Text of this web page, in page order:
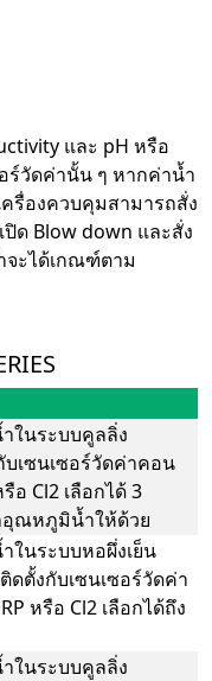
และ pH หรือ
ร์วัดค่านั้น ๆ หากค่าน้ำ
รื่องควบคุมสามารถสั่ง
ด Blow down และสั่ง
จะได้เกณฑ์ตาม
ในระบบคูลลิ่ง
บเซนเซอร์วัดค่าคอน
อ Cl2 เลือกได้ 3
อุณหภูมิน้ำให้ด้วย
ในระบบหอผึ่งเย็น
ดตั้งกับเซนเซอร์วัดค่า
หรือ Cl2 เลือกได้ถึง
ในระบบคูลลิ่ง